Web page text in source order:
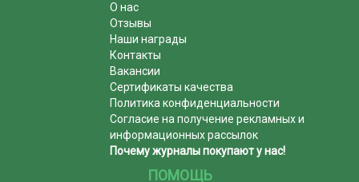
О нас
Отзывы
Наши награды
Контакты
Вакансии
Сертификаты качества
Политика конфиденциальности
Согласие на получение рекламных и
информационных рассылок
Почему журналы покупают у нас!
ПОМОЩЬ